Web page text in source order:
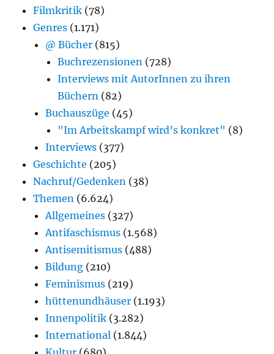
Filmkritik (78)
Genres (1.171)
@ Bücher (815)
Buchrezensionen (728)
Interviews mit AutorInnen zu ihren
Büchern (82)
Buchauszüge (45)
"Im Arbeitskampf wird’s konkret" (8)
Interviews (377)
Geschichte (205)
Nachruf/Gedenken (38)
Themen (6.624)
Allgemeines (327)
Antifaschismus (1.568)
Antisemitismus (488)
Bildung (210)
Feminismus (219)
hüttenundhäuser (1.193)
Innenpolitik (3.282)
International (1.844)